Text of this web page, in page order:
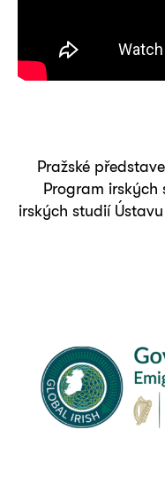
Pražské
Program irských
irských studií